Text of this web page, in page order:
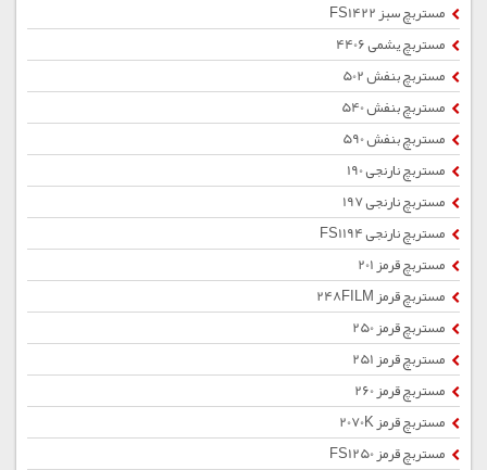
مستربچ سبز FS1422
مستربچ یشمی 4406
مستربچ بنفش 502
مستربچ بنفش 540
مستربچ بنفش 590
مستربچ نارنجی 190
مستربچ نارنجی 197
مستربچ نارنجی FS1194
مستربچ قرمز 201
مستربچ قرمز 248FILM
مستربچ قرمز 250
مستربچ قرمز 251
مستربچ قرمز 260
مستربچ قرمز 2070K
مستربچ قرمز FS1250